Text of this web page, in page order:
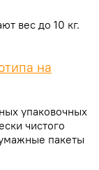
вес до 10 кг.
на
упаковочных
чистого
пакеты